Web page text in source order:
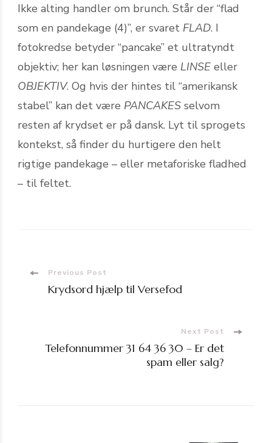
Ikke alting handler om brunch. Står der “flad
som en pandekage (4)”, er svaret FLAD. I
fotokredse betyder “pancake” et ultratyndt
objektiv; her kan løsningen være LINSE eller
OBJEKTIV. Og hvis der hintes til “amerikansk
stabel” kan det være PANCAKES selvom
resten af krydset er på dansk. Lyt til sprogets
kontekst, så finder du hurtigere den helt
rigtige pandekage – eller metaforiske fladhed
– til feltet.
PostPrevious Post
Krydsord hjælp til Versefod
Next Post
Telefonnummer 31 64 36 30 – Er det
spam eller salg?